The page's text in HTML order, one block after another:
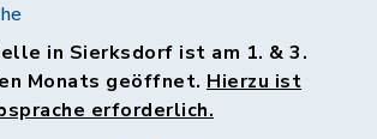
in Sierksdorf ist am 1. & 3.
Monats geöffnet. Hierzu ist
erforderlich.